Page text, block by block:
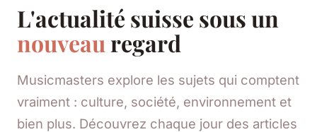
L'actualité suisse sous un
nouveauregard
Musicmasters explore les sujets qui comptent
vraiment : culture, société, environnement et
bien plus. Découvrez chaque jour des articles